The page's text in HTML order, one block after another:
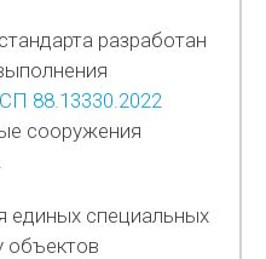
разработан
СП 88.13330.2022
сооружения
единых специальных
объектов